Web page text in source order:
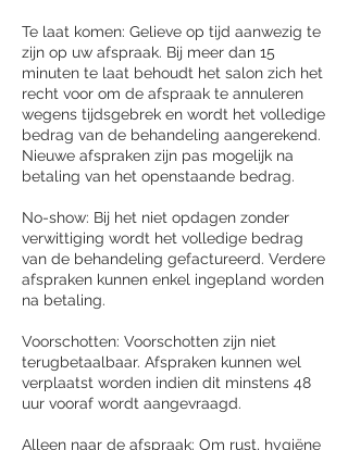
Te laat komen: Gelieve op tijd aanwezig te
zijn op uw afspraak. Bij meer dan 15
minuten te laat behoudt het salon zich het
recht voor om de afspraak te annuleren
wegens tijdsgebrek en wordt het volledige
bedrag van de behandeling aangerekend.
Nieuwe afspraken zijn pas mogelijk na
betaling van het openstaande bedrag.
No-show: Bij het niet opdagen zonder
verwittiging wordt het volledige bedrag
van de behandeling gefactureerd. Verdere
afspraken kunnen enkel ingepland worden
na betaling.
Voorschotten: Voorschotten zijn niet
terugbetaalbaar. Afspraken kunnen wel
verplaatst worden indien dit minstens 48
uur vooraf wordt aangevraagd.
Alleen naar de afspraak: Om rust, hygiëne